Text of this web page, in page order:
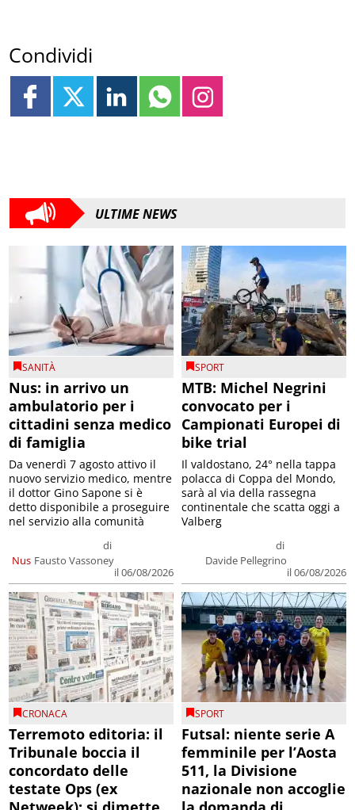
Condividi
ULTIME NEWS
SANITÀ
Nus: in arrivo un
ambulatorio per i
cittadini senza medico
di famiglia
Nus
di
Fausto Vassoney
il 06/08/2026
Da venerdì 7 agosto attivo il
nuovo servizio medico, mentre
il dottor Gino Sapone si è
detto disponibile a proseguire
nel servizio alla comunità
SPORT
MTB: Michel Negrini
convocato per i
Campionati Europei di
bike trial
di
Davide Pellegrino
il 06/08/2026
Il valdostano, 24° nella tappa
polacca di Coppa del Mondo,
sarà al via della rassegna
continentale che scatta oggi a
Valberg
CRONACA
Terremoto editoria: il
Tribunale boccia il
concordato delle
testate Ops (ex
SPORT
Futsal: niente serie A
femminile per l’Aosta
511, la Divisione
nazionale non accoglie